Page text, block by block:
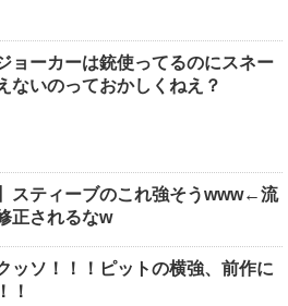
ョーカーは銃使ってるのにスネー
ないのっておかしくねえ？
スティーブのこれ強そうwww←流
正されるなw
ッソ！！！ピットの横強、前作に
！